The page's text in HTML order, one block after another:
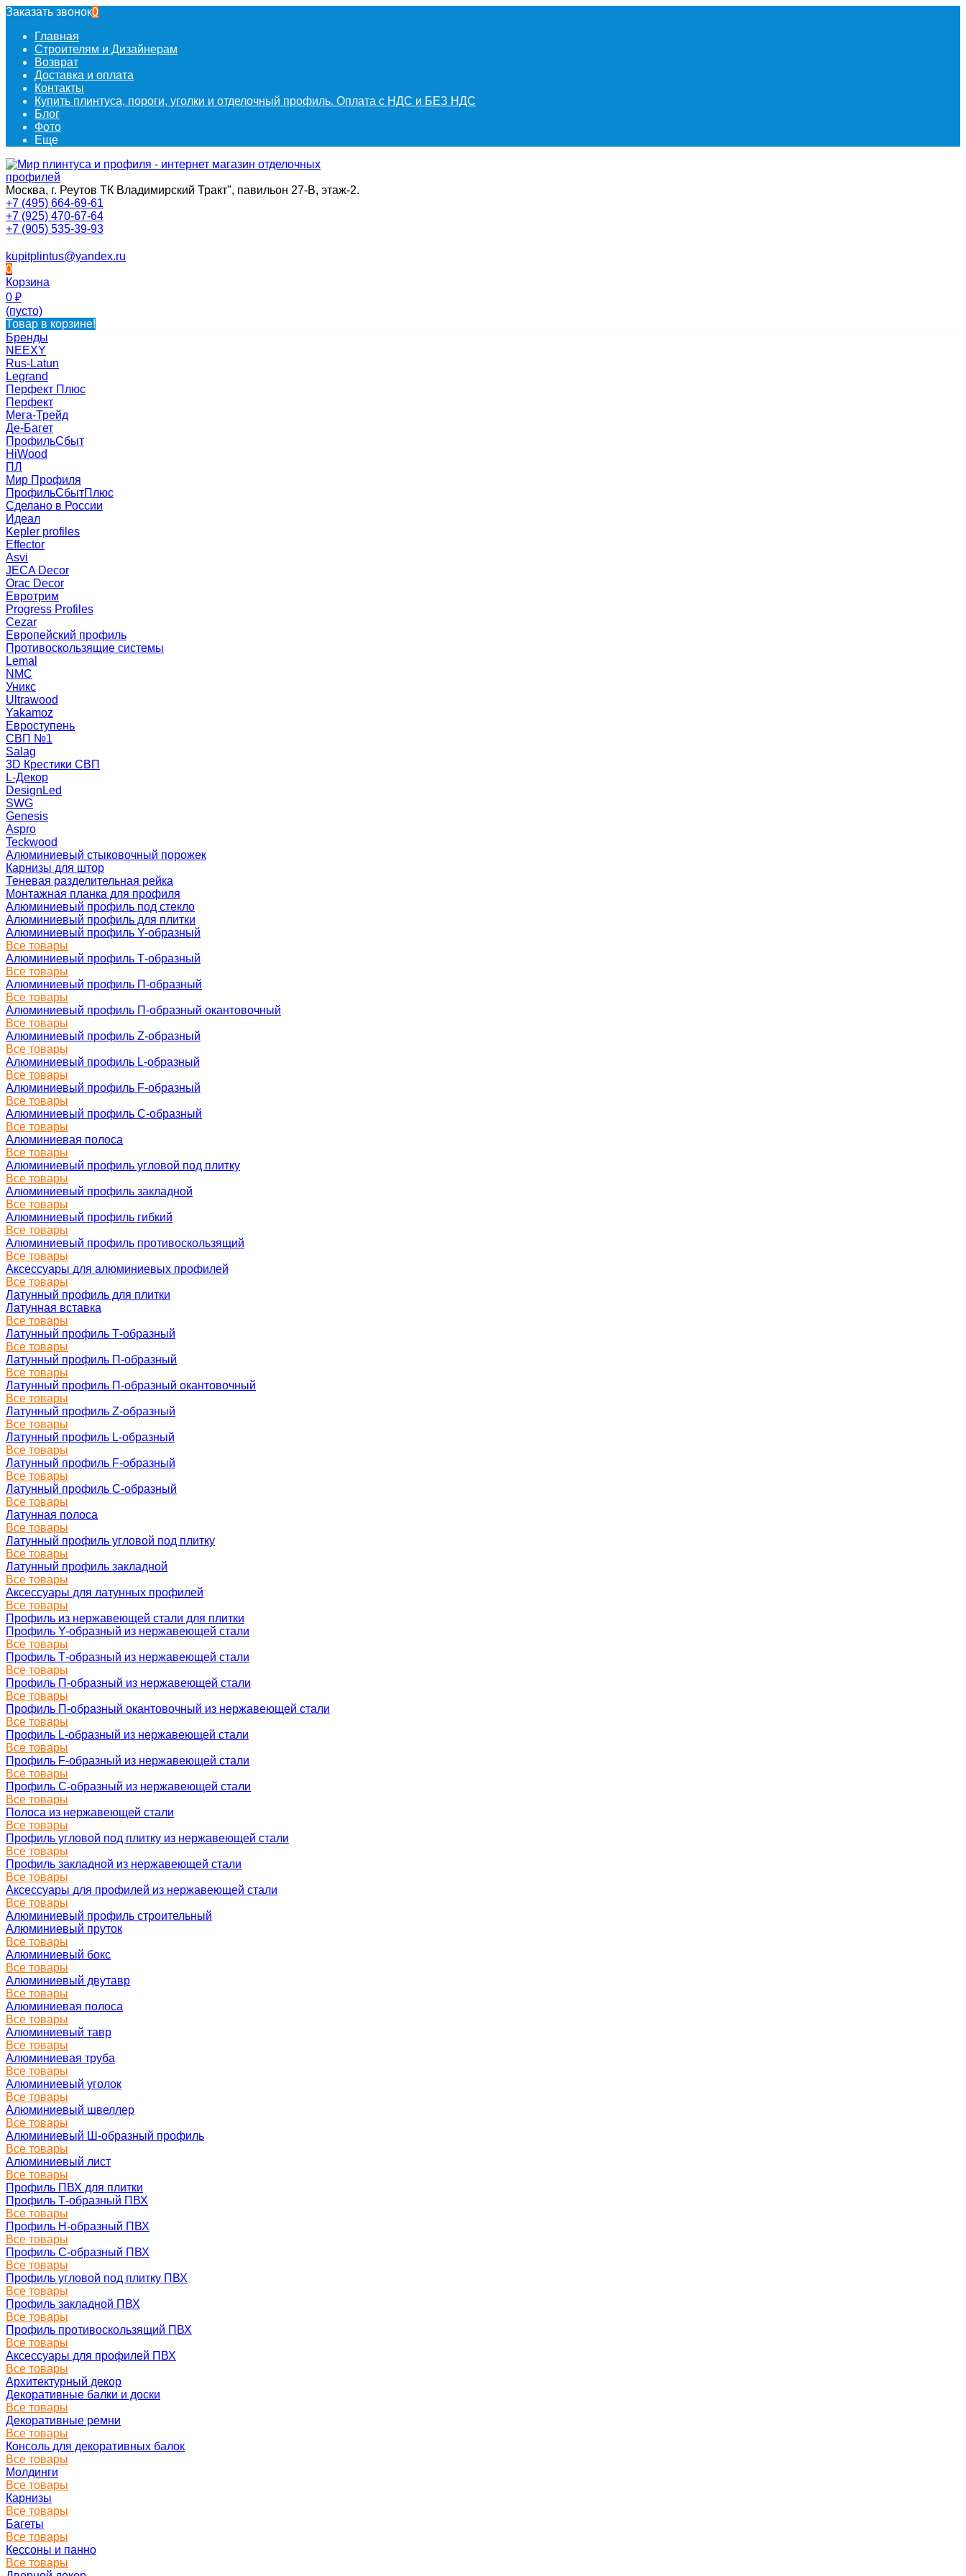
Заказать звонок0
Главная
Строителям и Дизайнерам
Возврат
Доставка и оплата
Контакты
Купить плинтуса, пороги, уголки и отделочный профиль. Оплата с НДС и БЕЗ НДС
Блог
Фото
Еще
Москва, г. Реутов ТК Владимирский Тракт", павильон 27-В, этаж-2.
+7 (495) 664-69-61
+7 (925) 470-67-64
+7 (905) 535-39-93
kupitplintus@yandex.ru
0
Корзина
0 ₽
(пусто)
Товар в корзине!
Бренды
NEEXY
Rus-Latun
Legrand
Перфект Плюс
Перфект
Мега-Трейд
Де-Багет
ПрофильСбыт
HiWood
ПЛ
Мир Профиля
ПрофильСбытПлюс
Сделано в России
Идеал
Kepler profiles
Effector
Asvi
JECA Decor
Orac Decor
Евротрим
Progress Profiles
Cezar
Европейский профиль
Противоскользящие системы
Lemal
NMC
Уникс
Ultrawood
Yakamoz
Евроступень
СВП №1
Salag
3D Крестики СВП
L-Декор
DesignLed
SWG
Genesis
Aspro
Teckwood
Алюминиевый стыковочный порожек
Карнизы для штор
Теневая разделительная рейка
Монтажная планка для профиля
Алюминиевый профиль под стекло
Алюминиевый профиль для плитки
Алюминиевый профиль Y-образный
Все товары
Алюминиевый профиль Т-образный
Все товары
Алюминиевый профиль П-образный
Все товары
Алюминиевый профиль П-образный окантовочный
Все товары
Алюминиевый профиль Z-образный
Все товары
Алюминиевый профиль L-образный
Все товары
Алюминиевый профиль F-образный
Все товары
Алюминиевый профиль C-образный
Все товары
Алюминиевая полоса
Все товары
Алюминиевый профиль угловой под плитку
Все товары
Алюминиевый профиль закладной
Все товары
Алюминиевый профиль гибкий
Все товары
Алюминиевый профиль противоскользящий
Все товары
Аксессуары для алюминиевых профилей
Все товары
Латунный профиль для плитки
Латунная вставка
Все товары
Латунный профиль Т-образный
Все товары
Латунный профиль П-образный
Все товары
Латунный профиль П-образный окантовочный
Все товары
Латунный профиль Z-образный
Все товары
Латунный профиль L-образный
Все товары
Латунный профиль F-образный
Все товары
Латунный профиль C-образный
Все товары
Латунная полоса
Все товары
Латунный профиль угловой под плитку
Все товары
Латунный профиль закладной
Все товары
Аксессуары для латунных профилей
Все товары
Профиль из нержавеющей стали для плитки
Профиль Y-образный из нержавеющей стали
Все товары
Профиль Т-образный из нержавеющей стали
Все товары
Профиль П-образный из нержавеющей стали
Все товары
Профиль П-образный окантовочный из нержавеющей стали
Все товары
Профиль L-образный из нержавеющей стали
Все товары
Профиль F-образный из нержавеющей стали
Все товары
Профиль C-образный из нержавеющей стали
Все товары
Полоса из нержавеющей стали
Все товары
Профиль угловой под плитку из нержавеющей стали
Все товары
Профиль закладной из нержавеющей стали
Все товары
Аксессуары для профилей из нержавеющей стали
Все товары
Алюминиевый профиль строительный
Алюминиевый пруток
Все товары
Алюминиевый бокс
Все товары
Алюминиевый двутавр
Все товары
Алюминиевая полоса
Все товары
Алюминиевый тавр
Все товары
Алюминиевая труба
Все товары
Алюминиевый уголок
Все товары
Алюминиевый швеллер
Все товары
Алюминиевый Ш-образный профиль
Все товары
Алюминиевый лист
Все товары
Профиль ПВХ для плитки
Профиль Т-образный ПВХ
Все товары
Профиль H-образный ПВХ
Все товары
Профиль C-образный ПВХ
Все товары
Профиль угловой под плитку ПВХ
Все товары
Профиль закладной ПВХ
Все товары
Профиль противоскользящий ПВХ
Все товары
Аксессуары для профилей ПВХ
Все товары
Архитектурный декор
Декоративные балки и доски
Все товары
Декоративные ремни
Все товары
Консоль для декоративных балок
Все товары
Молдинги
Все товары
Карнизы
Все товары
Багеты
Все товары
Кессоны и панно
Все товары